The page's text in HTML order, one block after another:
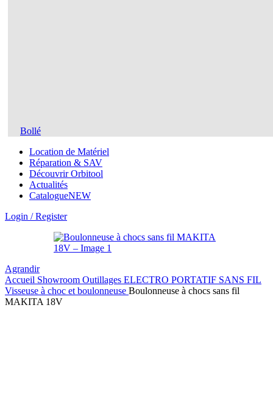
Bollé
Location de Matériel
Réparation & SAV
Découvrir Orbitool
Actualités
CatalogueNEW
Login / Register
Agrandir
Accueil Showroom Outillages ELECTRO PORTATIF SANS FIL
Visseuse à choc et boulonneuse Boulonneuse à chocs sans fil
MAKITA 18V